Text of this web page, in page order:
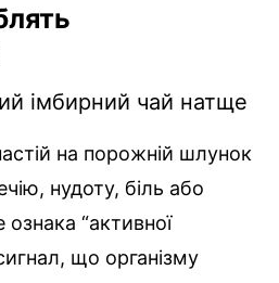
імбирний чай натще
на порожній шлунок
нудоту, біль або
“активної
що організму